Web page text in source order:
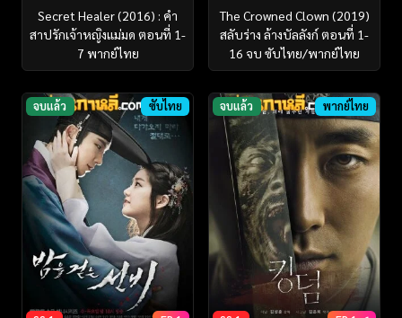
Secret Healer (2016) : คำ
สาปรักเจ้าหญิงแม่มด ตอนที่ 1-
7 พากย์ไทย
The Crowned Clown (2019)
สลับร่าง ล้างบัลลังก์ ตอนที่ 1-
16 จบ ซับไทย/พากย์ไทย
จบแล้ว ซับไทย จบแล้ว พากย์ไทย